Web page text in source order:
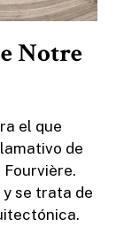
Notre
el que
de
Fourvière.
y se trata de